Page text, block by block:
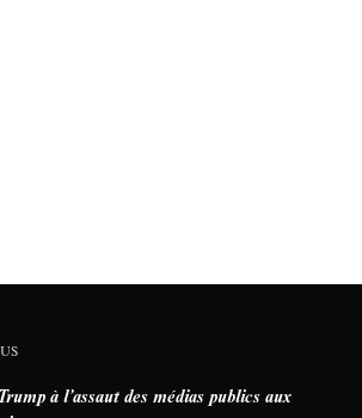
à l’assaut des médias publics aux